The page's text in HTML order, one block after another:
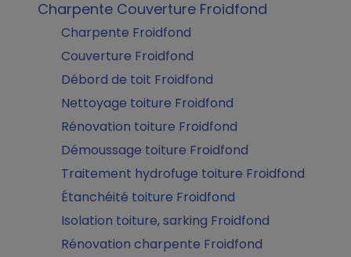
Charpente Couverture Froidfond
Charpente Froidfond
Couverture Froidfond
Débord de toit Froidfond
Nettoyage toiture Froidfond
Rénovation toiture Froidfond
Démoussage toiture Froidfond
Traitement hydrofuge toiture Froidfond
Étanchéité toiture Froidfond
Isolation toiture, sarking Froidfond
Rénovation charpente Froidfond